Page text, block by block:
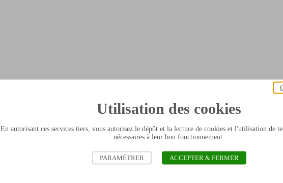
Utilisation des cookies
En autorisant ces services tiers, vous autorisez le dépôt et la lecture de cookies et l'utilisation de
nécessaires à leur bon fonctionnement.
PARAMÉTRER ACCEPTER & FERMER